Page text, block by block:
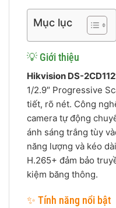
Mục lục
💡 Giới thiệu
Hikvision DS-
1/2.9″ Progressive
tiết, rõ nét. Công
camera tự động
ánh sáng trắng tùy
năng lượng và kéo
H.265+ đảm bảo
kiệm băng thông.
✨ Tính năng nổi bật